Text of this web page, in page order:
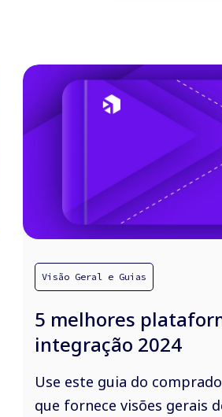
Visão Geral e Guias
5 melhores
integração 2024
Use este guia do
que fornece visões gerais